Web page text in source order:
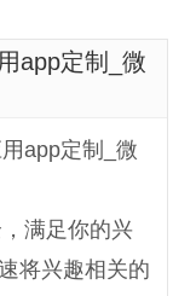
app定制_微
app定制_微
满足你的兴
将兴趣相关的